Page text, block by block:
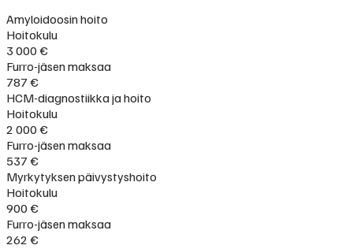
Amyloidoosin hoito
Hoitokulu
3 000 €
Furro-jäsen maksaa
787 €
HCM-diagnostiikka ja hoito
Hoitokulu
2 000 €
Furro-jäsen maksaa
537 €
Myrkytyksen päivystyshoito
Hoitokulu
900 €
Furro-jäsen maksaa
262 €